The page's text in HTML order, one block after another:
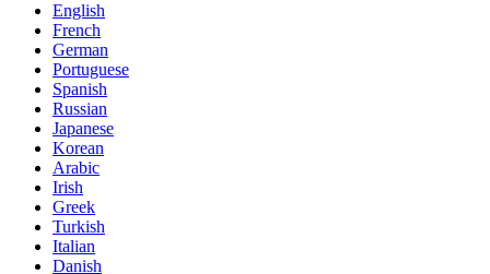
English
French
German
Portuguese
Spanish
Russian
Japanese
Korean
Arabic
Irish
Greek
Turkish
Italian
Danish